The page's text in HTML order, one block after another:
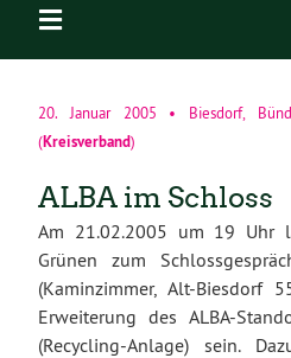
20. Januar 2005 • Biesdorf,
(Kreisverband)
ALBA im Schloss
Am 21.02.2005 um 19 Uhr
Grünen zum
(Kaminzimmer, Alt-Biesdorf
Erweiterung des ALBA-
(Recycling-Anlage) sein.